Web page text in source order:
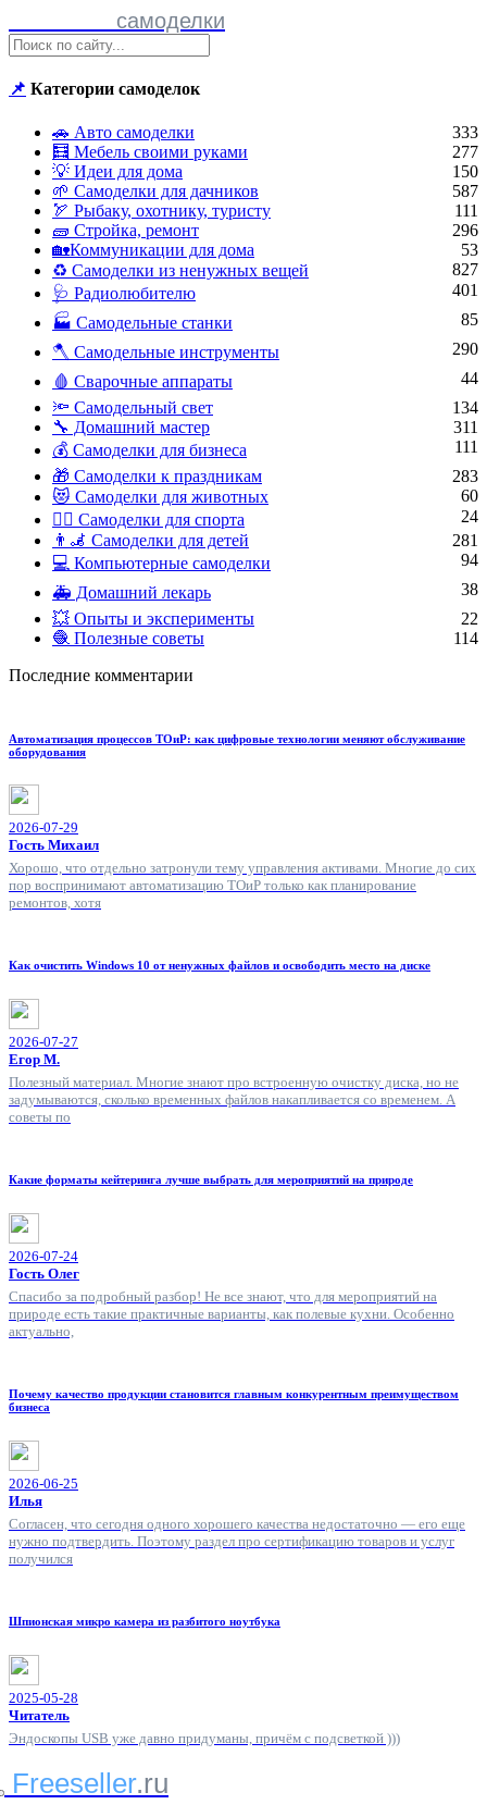
самоделки
📌 Категории самоделок
🚗 Авто самоделки
333
🧮 Мебель своими руками
277
💡 Идеи для дома
150
🌱 Самоделки для дачников
587
🏹 Рыбаку, охотнику, туристу
111
🧱 Стройка, ремонт
296
🏡Коммуникации для дома
53
♻ Самоделки из ненужных вещей
827
🩺 Радиолюбителю
401
🏭 Самодельные станки
85
🪓 Самодельные инструменты
290
🩸 Сварочные аппараты
44
🔦 Самодельный свет
134
🔧 Домашний мастер
311
💰 Самоделки для бизнеса
111
🎁 Самоделки к праздникам
283
😻 Самоделки для животных
60
🏋️‍♀️ Самоделки для спорта
24
👨‍🦼 Самоделки для детей
281
💻 Компьютерные самоделки
94
🚑 Домашний лекарь
38
💥 Опыты и эксперименты
22
🧶 Полезные советы
114
Последние комментарии
Автоматизация процессов ТОиР: как цифровые технологии меняют обслуживание
оборудования
2026-07-29
Гость Михаил
Хорошо, что отдельно затронули тему управления активами. Многие до сих
пор воспринимают автоматизацию ТОиР только как планирование
ремонтов, хотя
Как очистить Windows 10 от ненужных файлов и освободить место на диске
2026-07-27
Егор М.
Полезный материал. Многие знают про встроенную очистку диска, но не
задумываются, сколько временных файлов накапливается со временем. А
советы по
Какие форматы кейтеринга лучше выбрать для мероприятий на природе
2026-07-24
Гость Олег
Спасибо за подробный разбор! Не все знают, что для мероприятий на
природе есть такие практичные варианты, как полевые кухни. Особенно
актуально,
Почему качество продукции становится главным конкурентным преимуществом
бизнеса
2026-06-25
Илья
Согласен, что сегодня одного хорошего качества недостаточно — его еще
нужно подтвердить. Поэтому раздел про сертификацию товаров и услуг
получился
Шпионская микро камера из разбитого ноутбука
2025-05-28
Читатель
Эндоскопы USB уже давно придуманы, причём с подсветкой )))
Freeseller.ru